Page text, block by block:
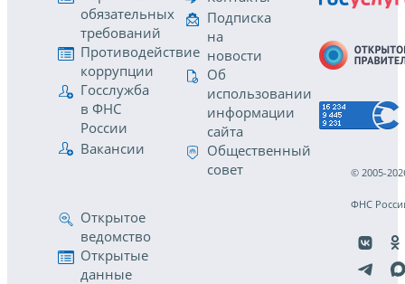
обязательных
требований
Противодействие
коррупции
Госслужба
в ФНС
России
Вакансии
Подписка
на
новости
Об
использовании
информации
сайта
Общественный
совет
Открытое
ведомство
Открытые
данные
© 2005-
ФНС